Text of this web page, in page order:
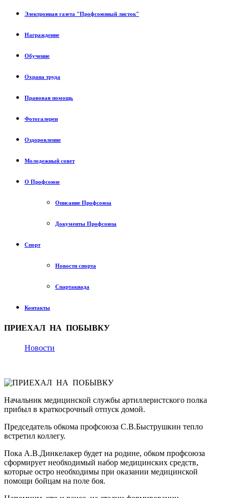
Электронная газета "Профсоюзный листок"
Награждение
Обучение
Охрана труда
Правовая помощь
Фотогалереи
Оздоровление
Молодежный совет
О Профсоюзе
Описание Профсоюза
Документы Профсоюза
Спорт
Новости спорта
Спартакиада
Контакты
ПРИЕХАЛ НА ПОБЫВКУ
Новости
Начальник медицинской службы артиллеристского полка
прибыл в краткосрочный отпуск домой.
Председатель обкома профсоюза С.В.Быструшкин тепло
встретил коллегу.
Пока А.В.Динкелакер будет на родине, обком профсоюза
сформирует необходимый набор медицинских средств,
которые остро необходимы при оказании медицинской
помощи бойцам на поле боя.